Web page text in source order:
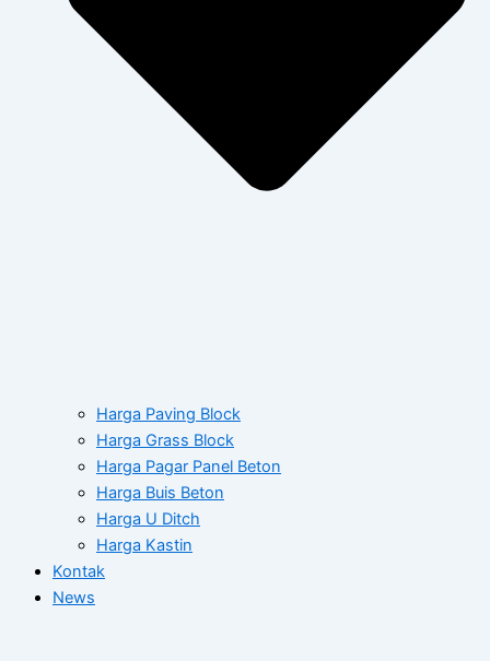
Harga Paving Block
Harga Grass Block
Harga Pagar Panel Beton
Harga Buis Beton
Harga U Ditch
Harga Kastin
Kontak
News